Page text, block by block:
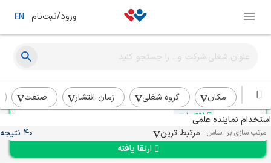
ورود/ثبت‌نام EN
مکان گروه شغلی زمان انتشار
صنعت
استخدام نماینده علمی
مرتب سازی بر اساس: مرتبط ترین 40 نتیجه
نماینده ارشد پزشکی
تهران بیش از یک ماه
ارتقا یافته
ارتقا یافته